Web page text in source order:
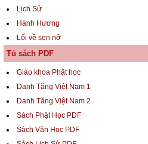
Lịch Sử
Hành Hương
Lối về sen nở
Tủ sách PDF
Giáo khoa Phật học
Danh Tăng Việt Nam 1
Danh Tăng Việt Nam 2
Sách Phật Học PDF
Sách Văn Học PDF